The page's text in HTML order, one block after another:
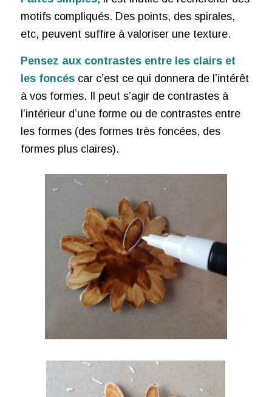
motifs compliqués. Des points, des spirales,
etc, peuvent suffire à valoriser une texture.
Pensez aux contrastes entre les clairs et
les foncéscar c’est ce qui donnera de l’intérêt
à vos formes. Il peut s’agir de contrastes à
l’intérieur d’une forme ou de contrastes entre
les formes (des formes très foncées, des
formes plus claires).